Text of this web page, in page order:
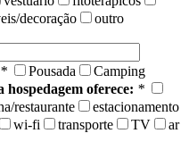
decoração
outro
* Pousada
Camping
hospedagem oferece: *
restaurante
estacionamento
wi-fi transporte TV
ar